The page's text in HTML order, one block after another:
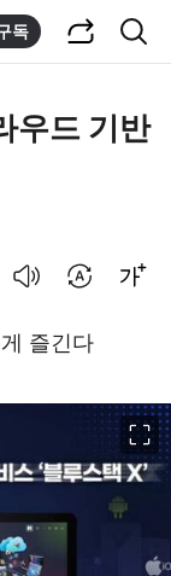
독
우드 기반
즐긴다